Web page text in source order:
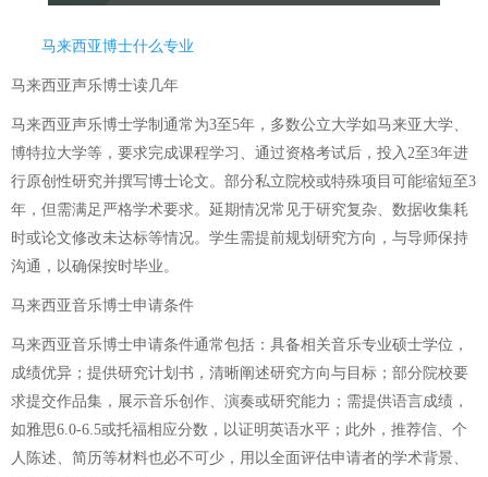
马来西亚博士什么专业
马来西亚声乐博士读几年
马来西亚声乐博士学制通常为3至5年，多数公立大学如马来亚大学、
博特拉大学等，要求完成课程学习、通过资格考试后，投入2至3年进
行原创性研究并撰写博士论文。部分私立院校或特殊项目可能缩短至3
年，但需满足严格学术要求。延期情况常见于研究复杂、数据收集耗
时或论文修改未达标等情况。学生需提前规划研究方向，与导师保持
沟通，以确保按时毕业。
马来西亚音乐博士申请条件
马来西亚音乐博士申请条件通常包括：具备相关音乐专业硕士学位，
成绩优异；提供研究计划书，清晰阐述研究方向与目标；部分院校要
求提交作品集，展示音乐创作、演奏或研究能力；需提供语言成绩，
如雅思6.0-6.5或托福相应分数，以证明英语水平；此外，推荐信、个
人陈述、简历等材料也必不可少，用以全面评估申请者的学术背景、